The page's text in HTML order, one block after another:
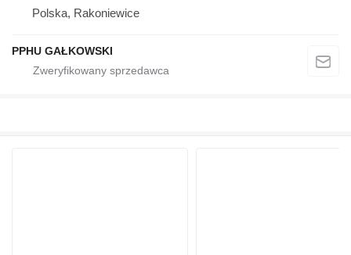
Polska, Rakoniewice
PPHU GAŁKOWSKI